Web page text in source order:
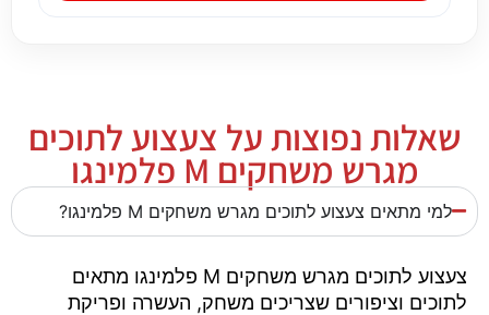
שאלות נפוצות על צעצוע לתוכים
מגרש משחקים M פלמינגו
למי מתאים צעצוע לתוכים מגרש משחקים M פלמינגו?
צעצוע לתוכים מגרש משחקים M פלמינגו מתאים
לתוכים וציפורים שצריכים משחק, העשרה ופריקת